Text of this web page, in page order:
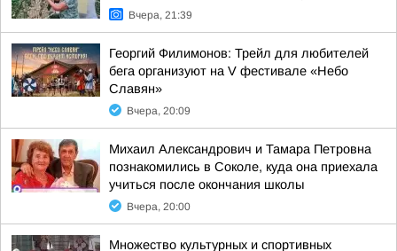
Вчера, 21:39
Георгий Филимонов: Трейл для любителей
бега организуют на V фестивале «Небо
Славян»
Вчера, 20:09
Михаил Александрович и Тамара Петровна
познакомились в Соколе, куда она приехала
учиться после окончания школы
Вчера, 20:00
Множество культурных и спортивных